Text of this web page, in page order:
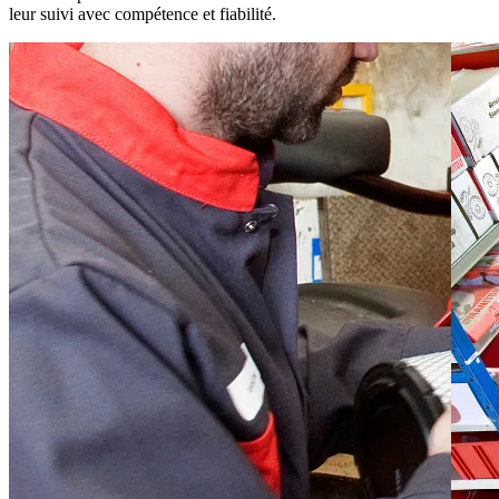
leur suivi avec compétence et fiabilité.